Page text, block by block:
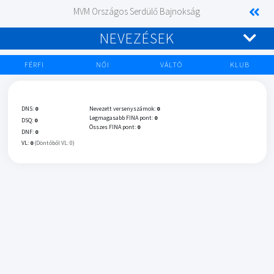
MVM Országos Serdülő Bajnokság
NEVEZÉSEK
FÉRFI NŐI VÁLTÓ KLUB
DNS: 0
DSQ: 0
DNF: 0
VL: 0 (Döntőből VL: 0)
Nevezett versenyszámok: 0
Legmagasabb FINA pont: 0
Összes FINA pont: 0